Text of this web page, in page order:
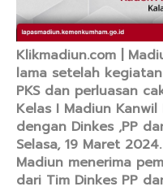
Klikmadiun.com |
lama setelah
PKS dan perluasan
Kelas I Madiun
dengan Dinkes ,PP
Selasa, 19 Maret
Madiun menerima
dari Tim Dinkes PP